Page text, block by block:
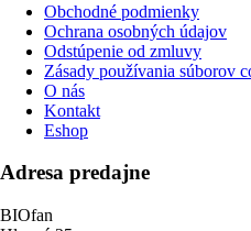
Obchodné podmienky
Ochrana osobných údajov
Odstúpenie od zmluvy
Zásady používania súborov
O nás
Kontakt
Eshop
Adresa predajne
BIOfan